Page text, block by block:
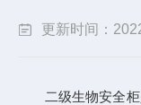
更新时间：
二级生物安全柜是